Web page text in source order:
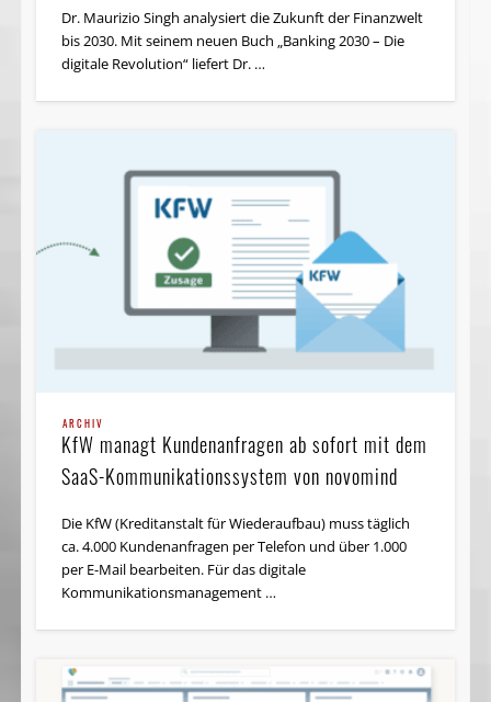
Dr. Maurizio Singh analysiert die Zukunft der Finanzwelt
bis 2030. Mit seinem neuen Buch „Banking 2030 – Die
digitale Revolution“ liefert Dr. …
ARCHIV
KfW managt Kundenanfragen ab sofort mit dem
SaaS-Kommunikationssystem von novomind
Die KfW (Kreditanstalt für Wiederaufbau) muss täglich
ca. 4.000 Kundenanfragen per Telefon und über 1.000
per E-Mail bearbeiten. Für das digitale
Kommunikationsmanagement …